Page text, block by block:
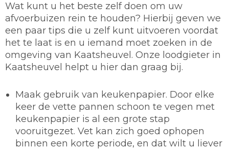
Wat kunt u het beste zelf doen om uw
afvoerbuizen rein te houden? Hierbij geven we
een paar tips die u zelf kunt uitvoeren voordat
het te laat is en u iemand moet zoeken in de
omgeving van Kaatsheuvel. Onze loodgieter in
Kaatsheuvel helpt u hier dan graag bij.
Maak gebruik van keukenpapier. Door elke
keer de vette pannen schoon te vegen met
keukenpapier is al een grote stap
vooruitgezet. Vet kan zich goed ophopen
binnen een korte periode, en dat wilt u liever